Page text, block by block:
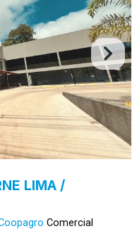
LIMA /
Comercial